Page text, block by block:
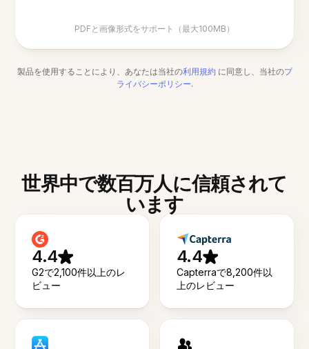
PDFと画像形式をサポート（最大100MB）
製品を使用することにより、あなたは当社の利用規約 に同意し、当社のプ
ライバシーポリシー.
世界中で数百万人に信頼されて
います
4.4
G2で2,100件以上のレ
ビュー
4.4
Capterraで8,200件以
上のレビュー